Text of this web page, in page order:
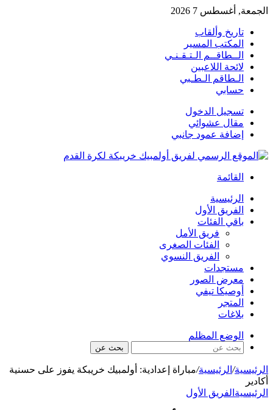
الجمعة, أغسطس 7 2026
تاريخ وألقاب
المكتب المسير
الــطاقــم الـتـقـنـي
لائحة اللاعبين
الـطاقم الـطـبي
حسابي
تسجيل الدخول
مقال عشوائي
إضافة عمود جانبي
القائمة
الرئيسية
الفريق الأول
باقي الفئات
فريق الأمل
الفئات الصغرى
الفريق النسوي
مستجدات
معرض الصور
أوصيكا تيفي
المتجر
بلاغات
الوضع المظلم
بحث عن
الرئيسية/ الرئيسية/مباراة إعدادية: أولمبيك خريبكة يفوز على حسنية
أكادير
الرئيسية الفريق الأول